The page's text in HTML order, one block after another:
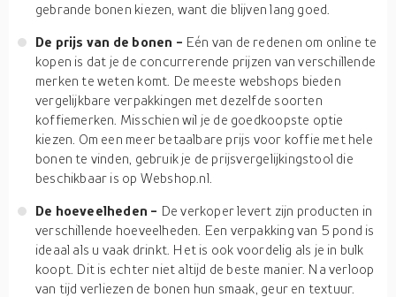
gebrande bonen kiezen, want die blijven lang goed.
De prijs van de bonen - Eén van de redenen om online te
kopen is dat je de concurrerende prijzen van verschillende
merken te weten komt. De meeste webshops bieden
vergelijkbare verpakkingen met dezelfde soorten
koffiemerken. Misschien wil je de goedkoopste optie
kiezen. Om een meer betaalbare prijs voor koffie met hele
bonen te vinden, gebruik je de prijsvergelijkingstool die
beschikbaar is op Webshop.nl.
De hoeveelheden - De verkoper levert zijn producten in
verschillende hoeveelheden. Een verpakking van 5 pond is
ideaal als u vaak drinkt. Het is ook voordelig als je in bulk
koopt. Dit is echter niet altijd de beste manier. Na verloop
van tijd verliezen de bonen hun smaak, geur en textuur.